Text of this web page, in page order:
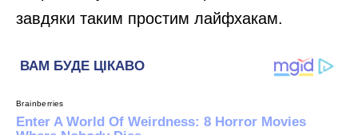
завдяки таким простим лайфхакам.